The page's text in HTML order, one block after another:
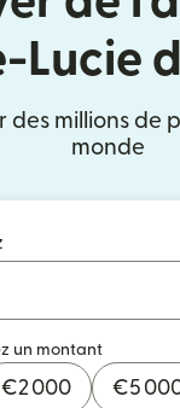
Lucie
millions de
monde
un montant
€2 000 €5